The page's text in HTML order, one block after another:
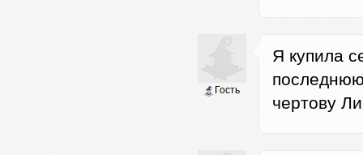
Гость
Я купила
чертову